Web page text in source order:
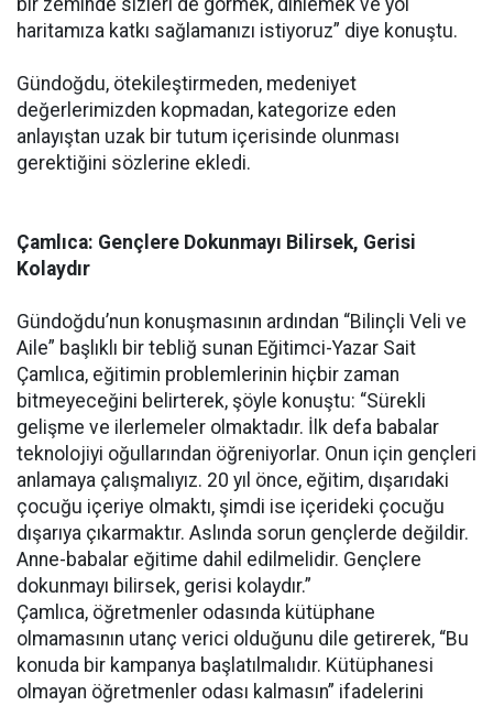
bir zeminde sizleri de görmek, dinlemek ve yol
haritamıza katkı sağlamanızı istiyoruz” diye konuştu.
Gündoğdu, ötekileştirmeden, medeniyet
değerlerimizden kopmadan, kategorize eden
anlayıştan uzak bir tutum içerisinde olunması
gerektiğini sözlerine ekledi.
Çamlıca: Gençlere Dokunmayı Bilirsek, Gerisi
Kolaydır
Gündoğdu’nun konuşmasının ardından “Bilinçli Veli ve
Aile” başlıklı bir tebliğ sunan Eğitimci-Yazar Sait
Çamlıca, eğitimin problemlerinin hiçbir zaman
bitmeyeceğini belirterek, şöyle konuştu: “Sürekli
gelişme ve ilerlemeler olmaktadır. İlk defa babalar
teknolojiyi oğullarından öğreniyorlar. Onun için gençleri
anlamaya çalışmalıyız. 20 yıl önce, eğitim, dışarıdaki
çocuğu içeriye olmaktı, şimdi ise içerideki çocuğu
dışarıya çıkarmaktır. Aslında sorun gençlerde değildir.
Anne-babalar eğitime dahil edilmelidir. Gençlere
dokunmayı bilirsek, gerisi kolaydır.”
Çamlıca, öğretmenler odasında kütüphane
olmamasının utanç verici olduğunu dile getirerek, “Bu
konuda bir kampanya başlatılmalıdır. Kütüphanesi
olmayan öğretmenler odası kalmasın” ifadelerini